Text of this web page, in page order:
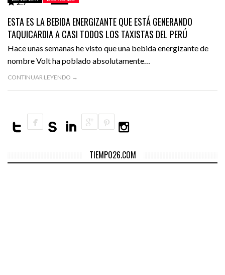
VIDEOS
ESTA ES LA BEBIDA ENERGIZANTE QUE ESTÁ GENERANDO
TAQUICARDIA A CASI TODOS LOS TAXISTAS DEL PERÚ
Hace unas semanas he visto que una bebida energizante de
nombre Volt ha poblado absolutamente…
CONTINUAR LEYENDO →
TIEMPO26.COM